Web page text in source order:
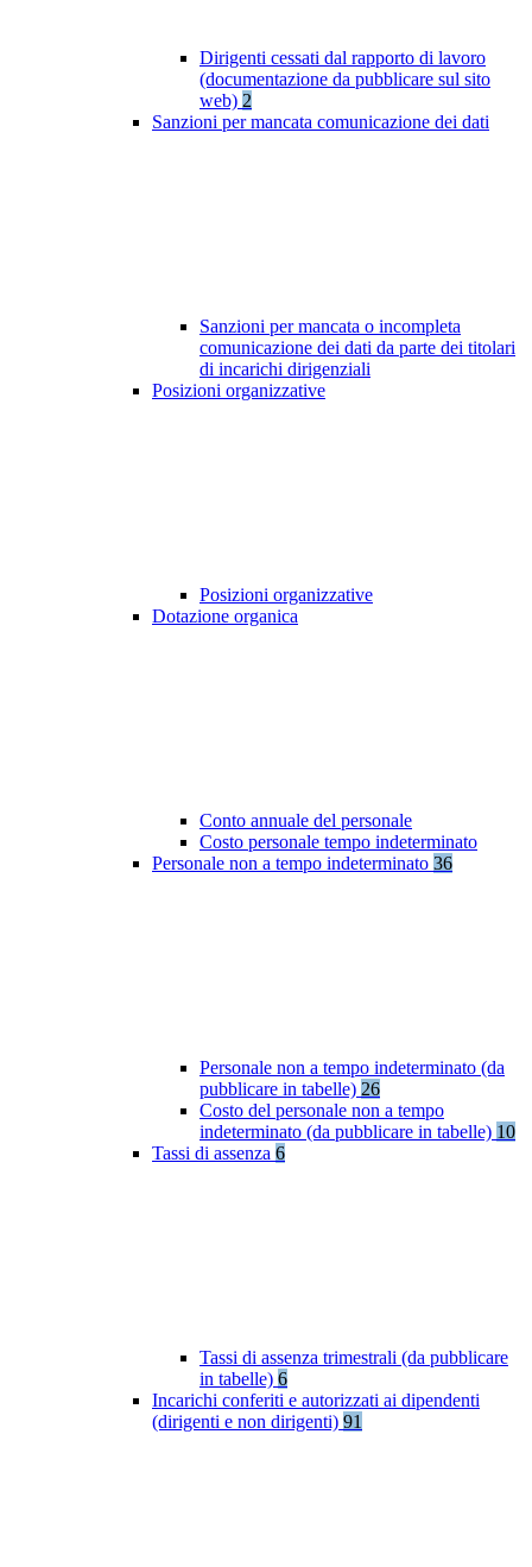
Dirigenti cessati dal rapporto di lavoro
(documentazione da pubblicare sul sito
web) 2
Sanzioni per mancata comunicazione dei dati
Sanzioni per mancata o incompleta
comunicazione dei dati da parte dei titolari
di incarichi dirigenziali
Posizioni organizzative
Posizioni organizzative
Dotazione organica
Conto annuale del personale
Costo personale tempo indeterminato
Personale non a tempo indeterminato 36
Personale non a tempo indeterminato (da
pubblicare in tabelle) 26
Costo del personale non a tempo
indeterminato (da pubblicare in tabelle) 10
Tassi di assenza 6
Tassi di assenza trimestrali (da pubblicare
in tabelle) 6
Incarichi conferiti e autorizzati ai dipendenti
(dirigenti e non dirigenti) 91